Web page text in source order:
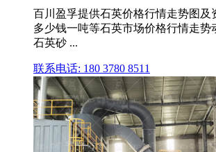
百川盈孚提供石英价格行情走势图及
多少钱一吨等石英市场价格行情走势
石英砂 ...
联系电话: 180 3780 8511